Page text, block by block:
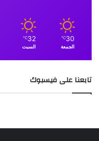
30
℃
الجمعة
32
℃
السبت
تابعنا على فيسبوك